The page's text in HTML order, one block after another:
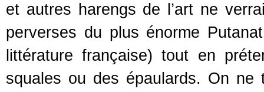
et autres harengs de l’art ne
perverses du plus énorme
littérature française) tout en
squales ou des épaulards. On ne